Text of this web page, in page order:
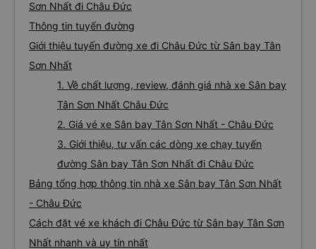
Sơn Nhất đi Châu Đức
Thông tin tuyến đường
Giới thiệu tuyến đường xe đi Châu Đức từ Sân bay Tân
Sơn Nhất
1. Về chất lượng, review, đánh giá nhà xe Sân bay
Tân Sơn Nhất Châu Đức
2. Giá vé xe Sân bay Tân Sơn Nhất - Châu Đức
3. Giới thiệu, tư vấn các dòng xe chạy tuyến
đường Sân bay Tân Sơn Nhất đi Châu Đức
Bảng tổng hợp thông tin nhà xe Sân bay Tân Sơn Nhất
- Châu Đức
Cách đặt vé xe khách đi Châu Đức từ Sân bay Tân Sơn
Nhất nhanh và uy tín nhất